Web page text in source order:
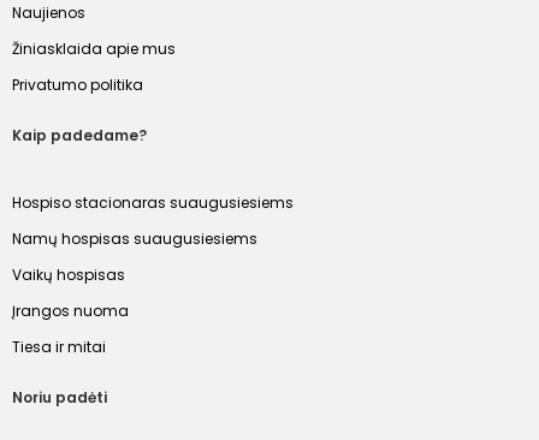
Naujienos
Žiniasklaida apie mus
Privatumo politika
Kaip padedame?
Hospiso stacionaras suaugusiesiems
Namų hospisas suaugusiesiems
Vaikų hospisas
Įrangos nuoma
Tiesa ir mitai
Noriu padėti